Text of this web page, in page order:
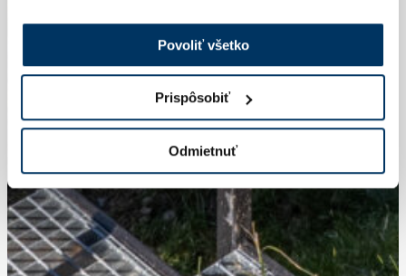
Povoliť všetko
Prispôsobiť
Odmietnuť